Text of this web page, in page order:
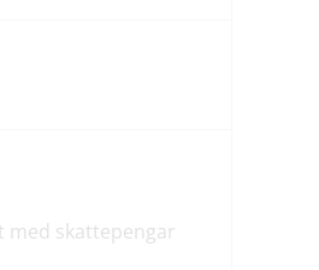
med skattepengar